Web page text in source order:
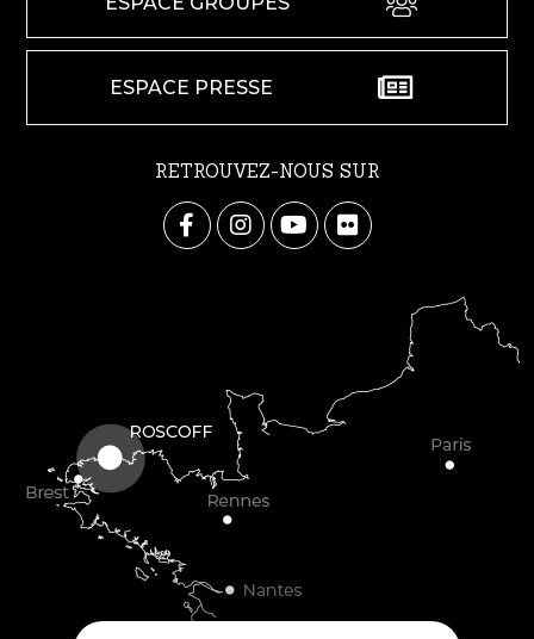
ESPACE PRESSE
RETROUVEZ-NOUS SUR